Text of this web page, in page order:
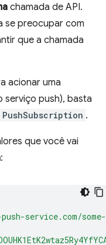
chamada de API.
se preocupar com
que a chamada
acionar uma
serviço push), basta
PushSubscription .
que você vai
:
service.com/